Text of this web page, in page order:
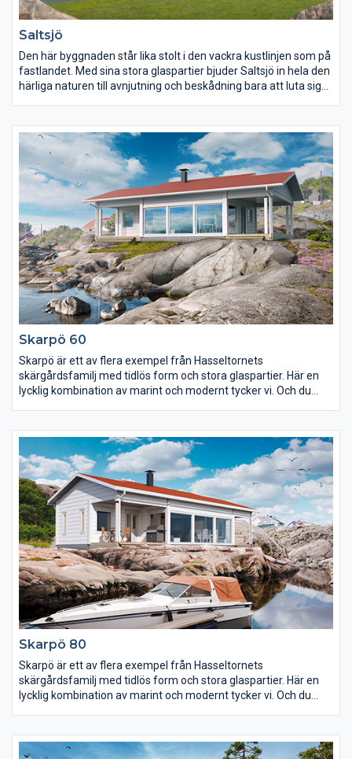
Saltsjö
Den här byggnaden står lika stolt i den vackra kustlinjen som på
fastlandet. Med sina stora glaspartier bjuder Saltsjö in hela den
härliga naturen till avnjutning och beskådning bara att luta sig
Skarpö 60
Skarpö är ett av flera exempel från Hasseltornets
skärgårdsfamilj med tidlös form och stora glaspartier. Här en
lycklig kombination av marint och modernt tycker vi. Och du
Skarpö 80
Skarpö är ett av flera exempel från Hasseltornets
skärgårdsfamilj med tidlös form och stora glaspartier. Här en
lycklig kombination av marint och modernt tycker vi. Och du